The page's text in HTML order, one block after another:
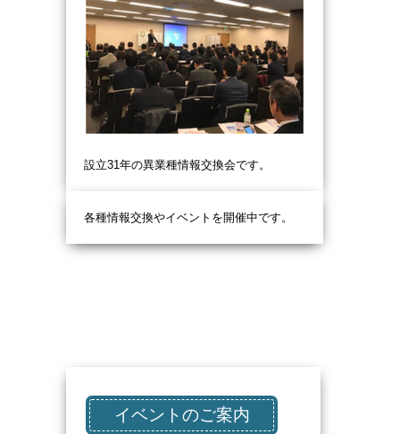
設立31年の異業種情報交換会です。
各種情報交換やイベントを開催中です。
イベントのご案内